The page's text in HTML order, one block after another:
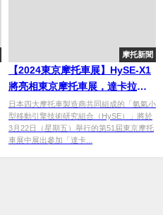
摩托新聞
【2024東京摩托車展】HySE-X1
將亮相東京摩托車展，達卡拉力
賽展現氫氣引擎的強大實力！
日本四大摩托車製造商共同組成的「氫氣小
型移動引擎技術研究組合（HySE）」將於
3月22日（星期五）舉行的第51屆東京摩托
車展中展出參加「達卡...